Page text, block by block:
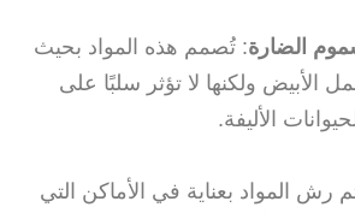
الضارة: تُصمم هذه المواد بحيث
الأبيض ولكنها لا تؤثر سلبًا على
الأليفة.
رش المواد بعناية في الأماكن التي